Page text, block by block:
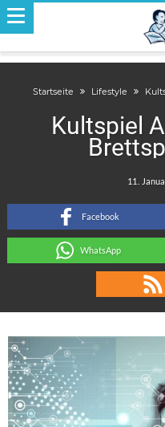
Startseite Lifestyle
Kultspiel
Facebook
WhatsApp